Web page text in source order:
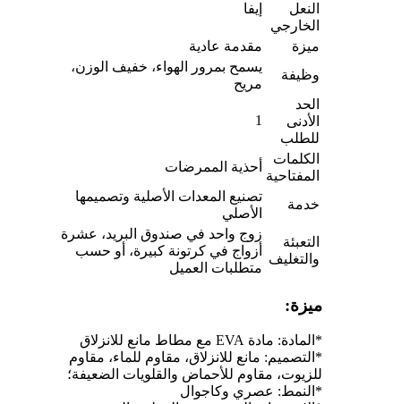
النعل
الخارجي
إيفا
ميزة
مقدمة عادية
وظيفة
يسمح بمرور الهواء، خفيف الوزن،
مريح
الحد
الأدنى
للطلب
1
الكلمات
المفتاحية
أحذية الممرضات
خدمة
تصنيع المعدات الأصلية وتصميمها
الأصلي
التعبئة
والتغليف
زوج واحد في صندوق البريد، عشرة
أزواج في كرتونة كبيرة، أو حسب
متطلبات العميل
ميزة:
*المادة: مادة EVA مع مطاط مانع للانزلاق
*التصميم: مانع للانزلاق، مقاوم للماء، مقاوم
للزيوت، مقاوم للأحماض والقلويات الضعيفة؛
*النمط: عصري وكاجوال